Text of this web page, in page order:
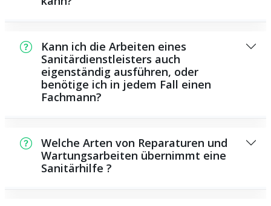
der Schadensstelle sein. Das hängt aber auch
von der Auftragslage zu diesem Zeitpunkt ab
und von der Verkehrssituation und der
örtlichen Gegebenheit.
Kann ich die Arbeiten eines
Sanitärdienstleisters auch
eigenständig ausführen, oder
benötige ich in jedem Fall einen
Fachmann?
Wartungsarbeiten, die Sie selbst
durchführen können, zum Beispiel das
Verwenden von Rohrreinigern aus dem
Welche Arten von Reparaturen und
Wartungsarbeiten übernimmt eine
Sanitärhilfe ?